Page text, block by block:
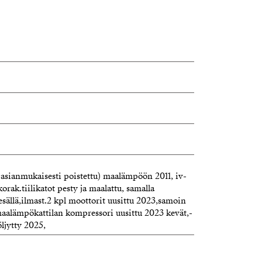
on aina läsnä.
esittelyyn, tervetuloa.
poistettu) maalämpöön 2011, iv-
pesty ja maalattu, samalla
kpl moottorit uusittu 2023,samoin
kompressori uusittu 2023 kevät,-
2025,